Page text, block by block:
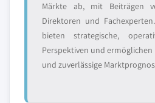
Märkte ab, mit Beiträgen
Direktoren und
bieten strategische,
Perspektiven und
und zuverlässige